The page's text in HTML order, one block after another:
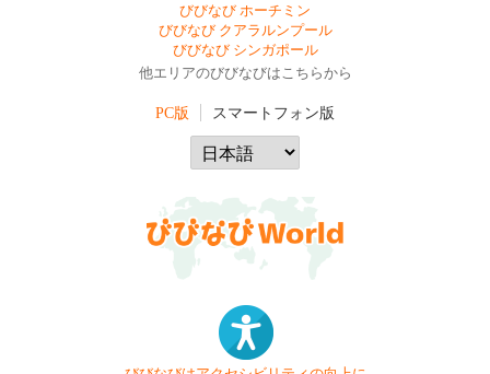
びびなび ホーチミン
びびなび クアラルンプール
びびなび シンガポール
他エリアのびびなびはこちらから
PC版 スマートフォン版